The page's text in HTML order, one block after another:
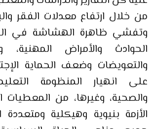
من خلال ارتفاع معدلات الفقر
وتفشي ظاهرة الهشاشة في
الحوادث والأمراض المهنية،
والتعويضات وضعف الحماية
على انهيار المنظومة
والصحية، وغيرها، من المعطيات
الأزمة بنيوية وهيكلية